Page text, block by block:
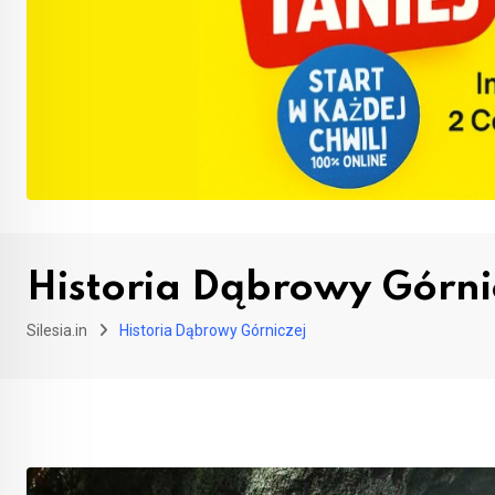
Historia Dąbrowy
Silesia.in Historia Dąbrowy Górniczej